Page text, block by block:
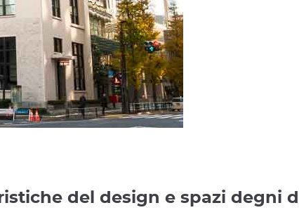
del design e spazi degni